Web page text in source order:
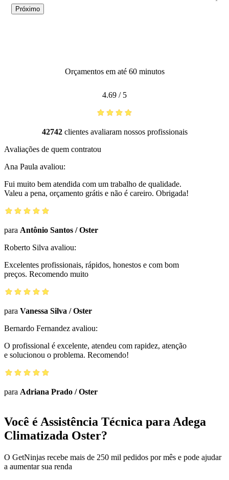
Próximo
Orçamentos em até 60 minutos
4.69 / 5
42742clientes avaliaram nossos profissionais
Avaliações de quem contratou
Ana Paula avaliou:
Fui muito bem atendida com um trabalho de qualidade.
Valeu a pena, orçamento grátis e não é careiro. Obrigada!
para Antônio Santos /Oster
Roberto Silva avaliou:
Excelentes profissionais, rápidos, honestos e com bom
preços. Recomendo muito
para Vanessa Silva /Oster
Bernardo Fernandez avaliou:
O profissional é excelente, atendeu com rapidez, atenção
e solucionou o problema. Recomendo!
para Adriana Prado /Oster
Você é Assistência Técnica para Adega
Climatizada Oster?
O GetNinjas recebe mais de 250 mil pedidos por mês e pode ajudar
a aumentar sua renda